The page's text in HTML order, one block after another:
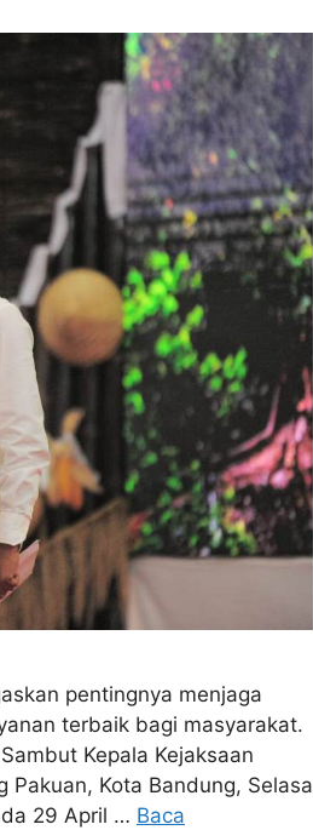
pentingnya menjaga
terbaik bagi masyarakat.
Kepala Kejaksaan
Kota Bandung, Selasa
29 April … Baca